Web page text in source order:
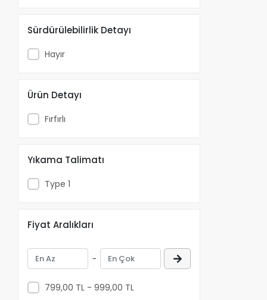
Fastbond
Got2b
Hama
Hep Kitap
İzeltaş
Kamer
Kanca
Sürdürülebilirlik Detayı
Hayır
Ürün Detayı
Fırfırlı
Yıkama Talimatı
Type 1
Fiyat Aralıkları
-
799,00 TL - 999,00 TL